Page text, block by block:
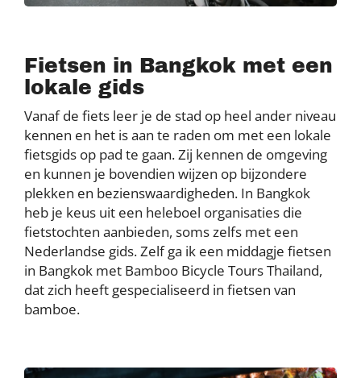
Fietsen in Bangkok met een
lokale gids
Vanaf de fiets leer je de stad op heel ander niveau
kennen en het is aan te raden om met een lokale
fietsgids op pad te gaan. Zij kennen de omgeving
en kunnen je bovendien wijzen op bijzondere
plekken en bezienswaardigheden. In Bangkok
heb je keus uit een heleboel organisaties die
fietstochten aanbieden, soms zelfs met een
Nederlandse gids. Zelf ga ik een middagje fietsen
in Bangkok met Bamboo Bicycle Tours Thailand,
dat zich heeft gespecialiseerd in fietsen van
bamboe.